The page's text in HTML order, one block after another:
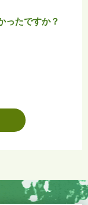
ったですか？